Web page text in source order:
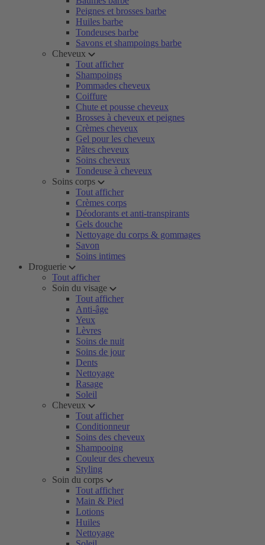
Peignes et brosses barbe
Huiles barbe
Tondeuses barbe
Savons et shampoings barbe
Cheveux
Tout afficher
Shampoings
Pommades cheveux
Coiffure
Chute et pousse cheveux
Brosses à cheveux et peignes
Crèmes cheveux
Gel pour les cheveux
Pâtes cheveux
Soins cheveux
Tondeuse à cheveux
Soins corps
Tout afficher
Crèmes corps
Déodorants et anti-transpirants
Gels douche
Nettoyage du corps & gommages
Savon
Soins intimes
Droguerie
Tout afficher
Soin du visage
Tout afficher
Anti-âge
Yeux
Lèvres
Soins de nuit
Soins de jour
Dents
Nettoyage
Rasage
Soleil
Cheveux
Tout afficher
Conditionneur
Soins des cheveux
Shampooing
Couleur des cheveux
Styling
Soin du corps
Tout afficher
Main & Pied
Lotions
Huiles
Nettoyage